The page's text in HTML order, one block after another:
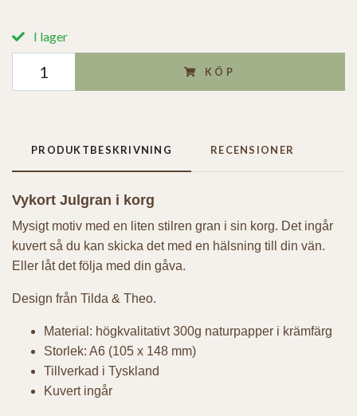
I lager
KÖP
PRODUKTBESKRIVNING RECENSIONER
Vykort Julgran i korg
Mysigt motiv med en liten stilren gran i sin korg. Det ingår
kuvert så du kan skicka det med en hälsning till din vän.
Eller låt det följa med din gåva.
Design från Tilda & Theo.
Material: högkvalitativt 300g naturpapper i krämfärg
Storlek: A6 (105 x 148 mm)
Tillverkad i Tyskland
Kuvert ingår